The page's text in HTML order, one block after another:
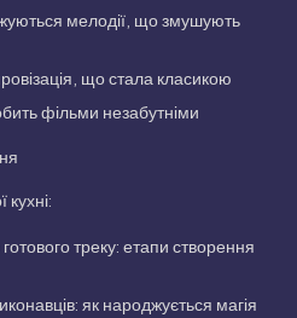
мелодії, що змушують
що стала класикою
фільми незабутніми
треку: етапи створення
як народжується магія